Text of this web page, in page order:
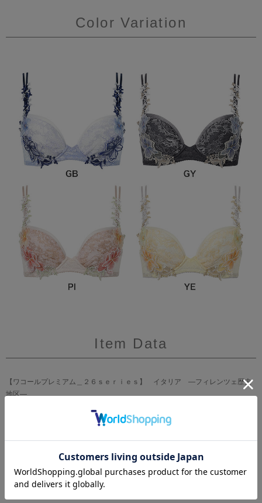
Color Variation
Item Data
【ワコールプレミアム＿２６ｓｅｒｉｅｓ】 イタリア ―フィレンツェ歴史
地区―
「花の都」として知られるフィレンツェ。
街です 。
ルネサンスの舞台となり名だたる美の巨匠たちを育んだ源泉として、今もなお
街中に美と芸術の気配が漂います。
そんなフィレンツェの華やかでありながら、どこか気品を感じさせる優雅さを